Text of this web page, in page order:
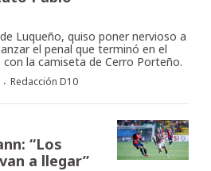
Luqueño, quiso poner nervioso a
el penal que terminó en el
la camiseta de Cerro Porteño.
· Redacción D10
“Los
a llegar”